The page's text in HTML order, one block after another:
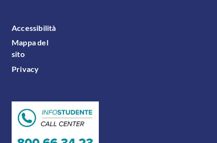
FOOTER MENU
Accessibilità
Mappa del
sito
Privacy